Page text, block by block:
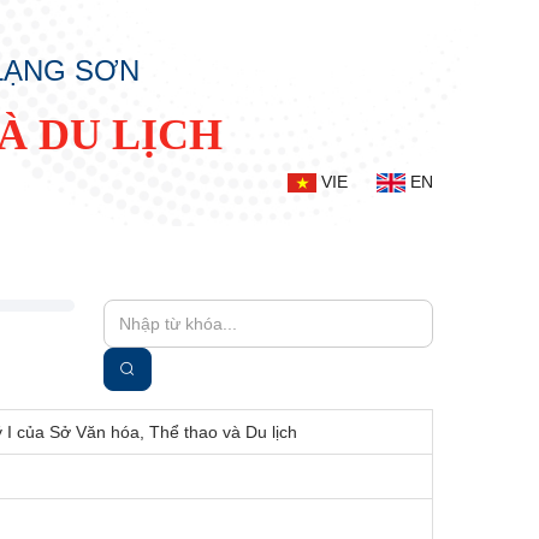
SƠN
DU LỊCH
VIE EN
của Sở Văn hóa, Thể thao và Du lịch